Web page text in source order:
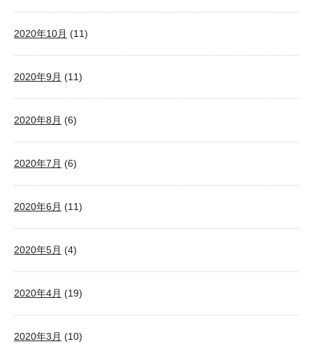
2020年10月 (11)
2020年9月 (11)
2020年8月 (6)
2020年7月 (6)
2020年6月 (11)
2020年5月 (4)
2020年4月 (19)
2020年3月 (10)